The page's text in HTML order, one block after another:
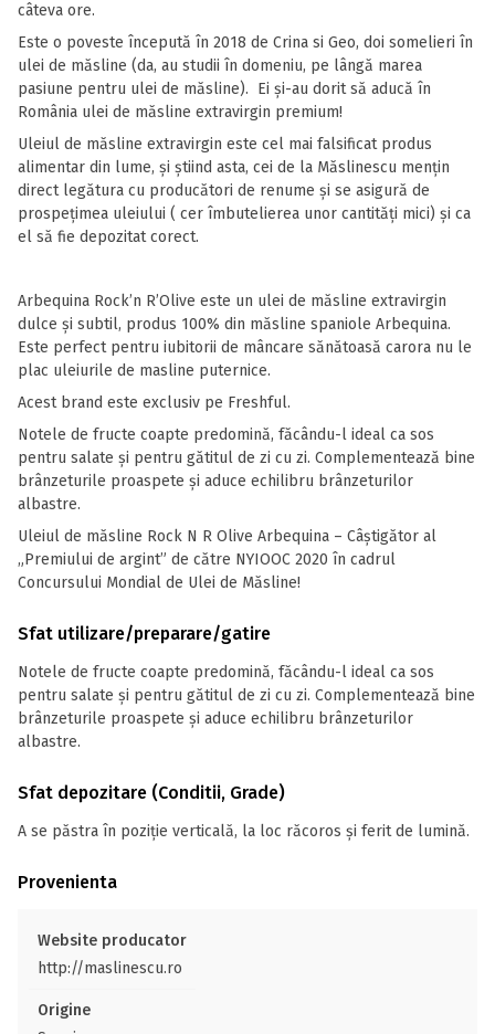
câteva ore.
Este o poveste începută în 2018 de Crina si Geo, doi somelieri în
ulei de măsline (da, au studii în domeniu, pe lângă marea
pasiune pentru ulei de măsline). Ei și-au dorit să aducă în
România ulei de măsline extravirgin premium!
Uleiul de măsline extravirgin este cel mai falsificat produs
alimentar din lume, și știind asta, cei de la Măslinescu mențin
direct legătura cu producători de renume și se asigură de
prospețimea uleiului ( cer îmbutelierea unor cantități mici) și ca
el să fie depozitat corect.
Arbequina Rock’n R’Olive este un ulei de măsline extravirgin
dulce și subtil, produs 100% din măsline spaniole Arbequina.
Este perfect pentru iubitorii de mâncare sănătoasă carora nu le
plac uleiurile de masline puternice.
Acest brand este exclusiv pe Freshful.
Notele de fructe coapte predomină, făcându-l ideal ca sos
pentru salate și pentru gătitul de zi cu zi. Complementează bine
brânzeturile proaspete și aduce echilibru brânzeturilor
albastre.
Uleiul de măsline Rock N R Olive Arbequina – Câștigător al
„Premiului de argint” de către NYIOOC 2020 în cadrul
Concursului Mondial de Ulei de Măsline!
Sfat utilizare/preparare/gatire
Notele de fructe coapte predomină, făcându-l ideal ca sos
pentru salate și pentru gătitul de zi cu zi. Complementează bine
brânzeturile proaspete și aduce echilibru brânzeturilor
albastre.
Sfat depozitare (Conditii, Grade)
A se păstra în poziție verticală, la loc răcoros și ferit de lumină.
Provenienta
Website producator
http://maslinescu.ro
Origine